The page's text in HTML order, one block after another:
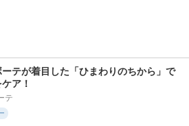
テが着目した「ひまわりのちから」で
ア！
テ